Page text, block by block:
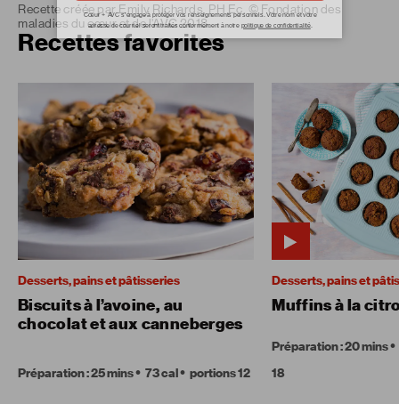
Recette créée par Emily Richards, PH Ec. © Fondation des
maladies du cœur et de l’AVC 2018.
Recettes favorites
Desserts, pains et pâtisseries
Biscuits à l’avoine, au
chocolat et aux canneberges
Préparation : 25 mins 73 cal portions 12
Desserts, pains et
Muffins à la
Préparation : 20 mins
18